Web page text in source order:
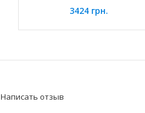
3424 грн.
Написать отзыв